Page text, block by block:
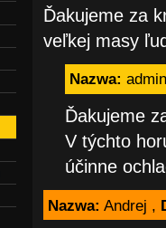
Ďakujeme za
veľkej masy
Nazwa:
Ďakujeme
V týchto
účinne
Nazwa: Andrej ,